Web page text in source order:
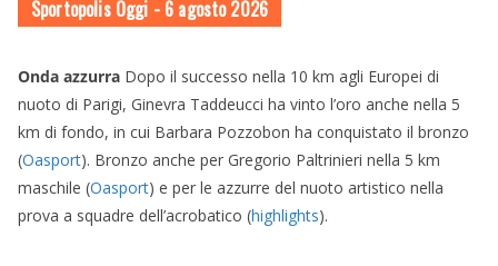
Sportopolis Oggi - 6 agosto 2026
Onda azzurra Dopo il successo nella 10 km agli Europei di
nuoto di Parigi, Ginevra Taddeucci ha vinto l’oro anche nella 5
km di fondo, in cui Barbara Pozzobon ha conquistato il bronzo
(Oasport). Bronzo anche per Gregorio Paltrinieri nella 5 km
maschile (Oasport) e per le azzurre del nuoto artistico nella
prova a squadre dell’acrobatico (highlights).